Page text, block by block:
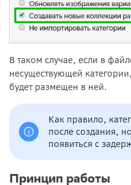
В таком случае, если в
несуществующей
будет размещен в ней.
Как правило,
после создания,
появиться с
Принцип работы